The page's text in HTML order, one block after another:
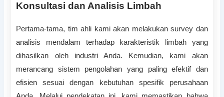
Konsultasi dan Analisis Limbah
Pertama-tama, tim ahli kami akan melakukan survey dan
analisis mendalam terhadap karakteristik limbah yang
dihasilkan oleh industri Anda. Kemudian, kami akan
merancang sistem pengolahan yang paling efektif dan
efisien sesuai dengan kebutuhan spesifik perusahaan